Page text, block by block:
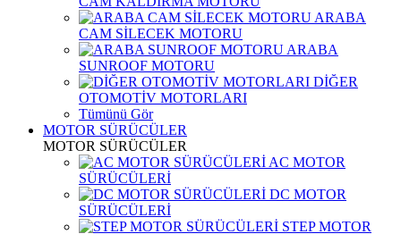
ARABA
CAM SİLECEK MOTORU
ARABA
SUNROOF MOTORU
DİĞER
OTOMOTİV MOTORLARI
Tümünü Gör
MOTOR SÜRÜCÜLER
MOTOR SÜRÜCÜLER
AC MOTOR
SÜRÜCÜLERİ
DC MOTOR
SÜRÜCÜLERİ
STEP MOTOR